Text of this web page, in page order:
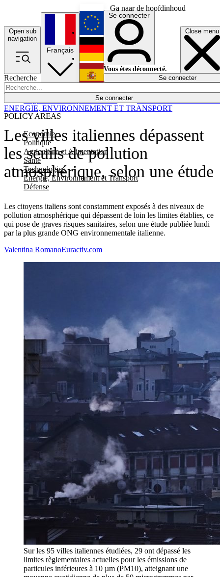
Ga naar de hoofdinhoud
Open sub
navigation
Close menu
Recherche
Se connecter
POLICY AREAS
Economie
Politique
Agriculture et Alimentation
Santé
Technologies
Energie, Environnement et Transport
Défense
Économie
Français
English
Deutsch
Español
Se connecter
Vous êtes déconnecté.
Se connecter
Les villes italiennes dépassent
les seuils de pollution
atmosphérique, selon une étude
Les citoyens italiens sont constamment exposés à des niveaux de
pollution atmosphérique qui dépassent de loin les limites établies, ce
qui pose de graves risques sanitaires, selon une étude publiée lundi
par la plus grande ONG environnementale italienne.
ENERGIE, ENVIRONNEMENT ET TRANSPORT
Valentina RomanoEuractiv.com
Sur les 95 villes italiennes étudiées, 29 ont dépassé les
limites règlementaires actuelles pour les émissions de
particules inférieures à 10 µm (PM10), atteignant une